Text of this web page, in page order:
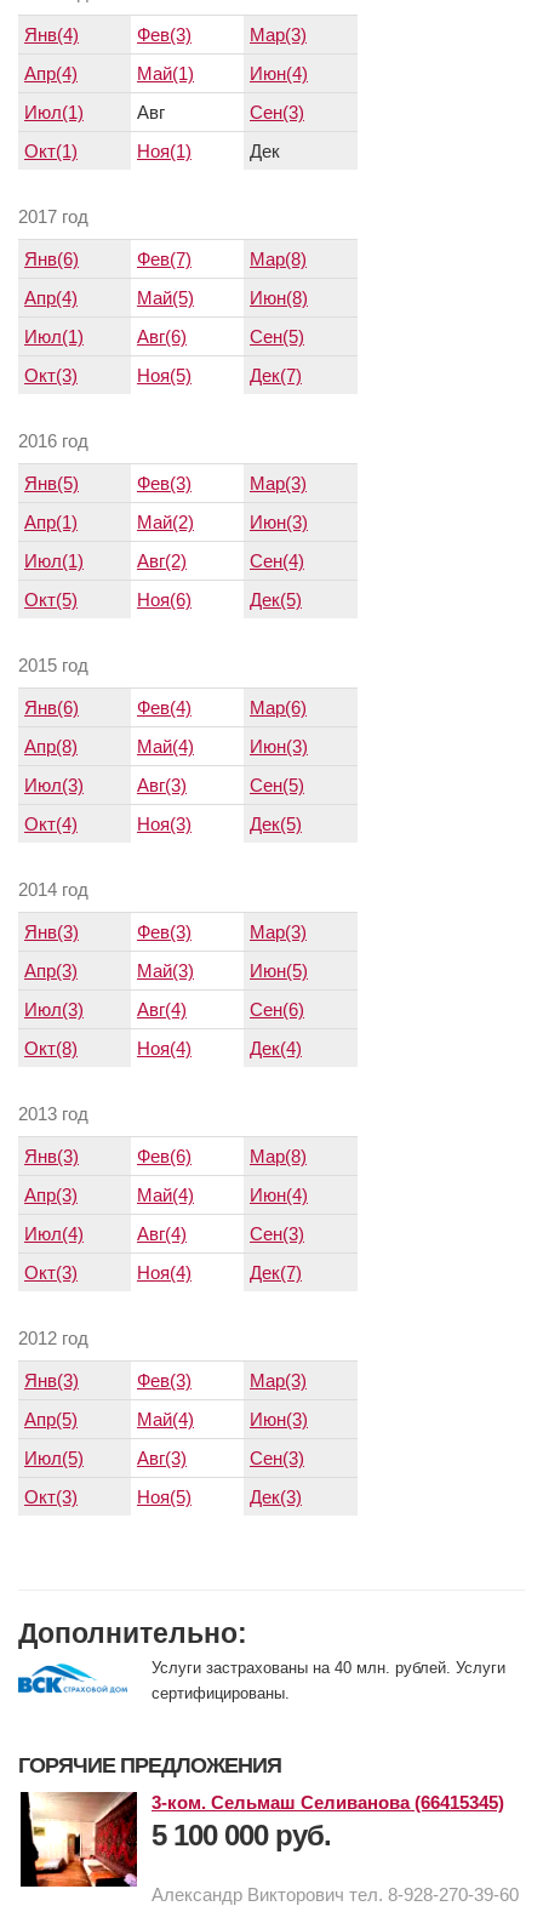
Янв(4) Фев(3)
Мар(3)
Апр(4)
Май(1)
Июн(4)
Июл(1)
Авг
Сен(3)
Окт(1)
Ноя(1) Дек
2017 год
Янв(6) Фев(7)
Мар(8)
Апр(4)
Май(5)
Июн(8)
Июл(1)
Авг(6)
Сен(5)
Окт(3)
Ноя(5) Дек(7)
2016 год
Янв(5) Фев(3)
Мар(3)
Апр(1)
Май(2)
Июн(3)
Июл(1)
Авг(2)
Сен(4)
Окт(5)
Ноя(6) Дек(5)
2015 год
Янв(6) Фев(4)
Мар(6)
Апр(8)
Май(4)
Июн(3)
Июл(3)
Авг(3)
Сен(5)
Окт(4)
Ноя(3) Дек(5)
2014 год
Янв(3) Фев(3)
Мар(3)
Апр(3)
Май(3)
Июн(5)
Июл(3)
Авг(4)
Сен(6)
Окт(8)
Ноя(4) Дек(4)
2013 год
Янв(3) Фев(6)
Мар(8)
Апр(3)
Май(4)
Июн(4)
Июл(4)
Авг(4)
Сен(3)
Окт(3)
Ноя(4) Дек(7)
2012 год
Янв(3) Фев(3)
Мар(3)
Апр(5)
Май(4)
Июн(3)
Июл(5)
Авг(3)
Сен(3)
Окт(3)
Ноя(5) Дек(3)
Дополнительно:
Услуги застрахованы на 40 млн. рублей. Услуги
сертифицированы.
ГОРЯЧИЕ ПРЕДЛОЖЕНИЯ
3-ком. Сельмаш Селиванова (66415345)
5 100 000 руб.
Александр Викторович тел. 8-928-270-39-60